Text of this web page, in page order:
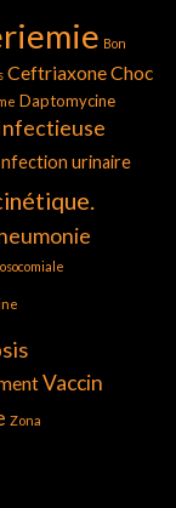
Bon
CeftriaxoneChoc
Daptomycine
urinaire
Vaccin
Zona